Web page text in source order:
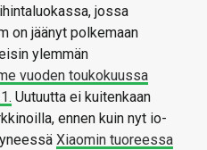
jossa
on jäänyt polkemaan
ylemmän
vuoden toukokuussa
Uutuutta ei kuitenkaan
ennen kuin nyt io-
Xiaomin tuoreessa